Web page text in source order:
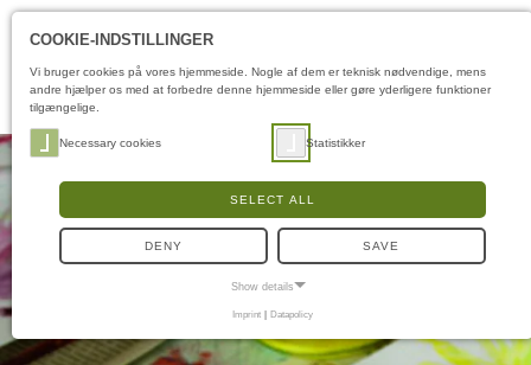
COOKIE-INDSTILLINGER
Vi bruger cookies på vores hjemmeside. Nogle af dem er teknisk nødvendige, mens
andre hjælper os med at forbedre denne hjemmeside eller gøre yderligere funktioner
tilgængelige.
Necessary cookies Statistikker
SELECT ALL
DENY SAVE
Show details
Nødvendige cookies muliggør grundlæggende funktioner og er nødvendige for, at
Imprint | Datapolicy